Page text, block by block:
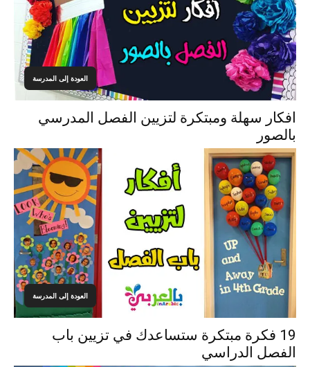
العودة إلى المدرسة
افكار سهلة ومبتكرة لتزيين الفصل المدرسي
بالصور
العودة إلى المدرسة
19 فكرة مبتكرة ستساعدك في تزيين باب
الفصل الدراسي